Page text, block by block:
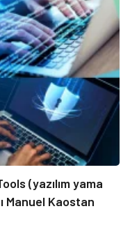
(yazılım yama
Manuel Kaostan